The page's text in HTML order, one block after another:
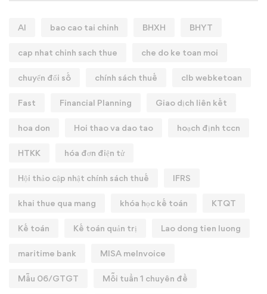
AI bao cao tai chinh BHXH BHYT
cap nhat chinh sach thue che do ke toan moi
chuyển đổi số chính sách thuế clb webketoan
Fast Financial Planning Giao dịch liên kết
hoa don Hoi thao va dao tao hoạch định tccn
HTKK hóa đơn điện tử
Hội thảo cập nhật chính sách thuế IFRS
khai thue qua mang khóa học kế toán KTQT
Kế toán Kế toán quản trị Lao dong tien luong
maritime bank MISA meInvoice
Mẫu 06/GTGT Mỗi tuần 1 chuyên đề